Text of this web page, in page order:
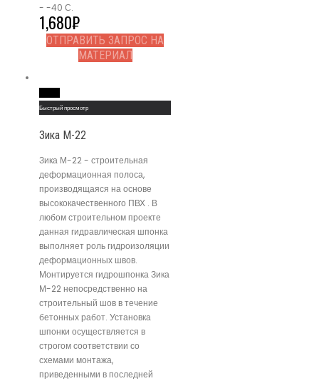
- -40 С.
1,680₽
ОТПРАВИТЬ ЗАПРОС НА
МАТЕРИАЛ
Быстрый просмотр
Зика М-22
Зика М-22 - строительная
деформационная полоса,
производящаяся на основе
высококачественного ПВХ . В
любом строительном проекте
данная гидравлическая шпонка
выполняет роль гидроизоляции
деформационных швов.
Монтируется гидрошпонка Зика
М-22 непосредственно на
строительный шов в течение
бетонных работ. Установка
шпонки осуществляется в
строгом соответствии со
схемами монтажа,
приведенными в последней